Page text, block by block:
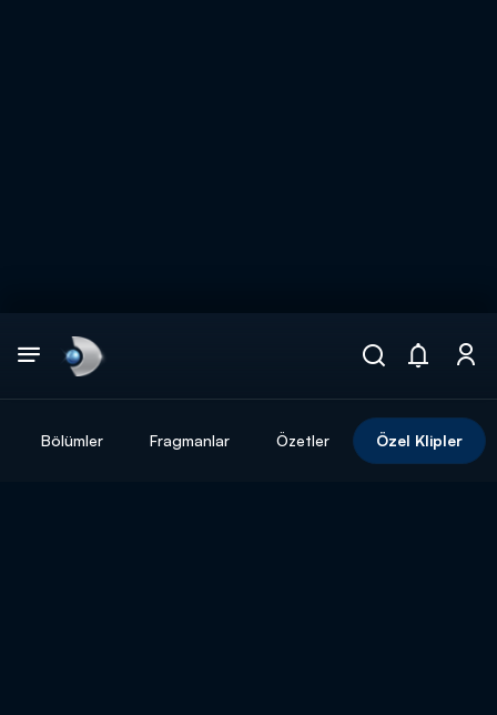
Bölümler Fragmanlar Özetler Özel Klipler